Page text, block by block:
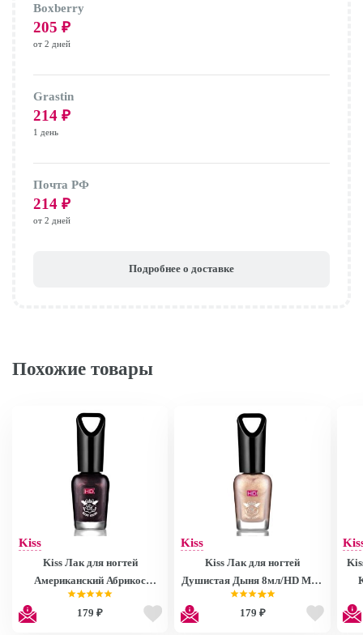
Boxberry
205 ₽
от 2 дней
Grastin
214 ₽
1 день
Почта РФ
214 ₽
от 2 дней
Подробнее о доставке
Похожие товары
Kiss
Kiss Лак для ногтей
Американский Абрикос
8мл/HD Mini Nail Polish
MNP28
179 ₽
Kiss
Kiss Лак для ногтей
Душистая Дыня 8мл/HD Mini
Nail Polish MNP27
179 ₽